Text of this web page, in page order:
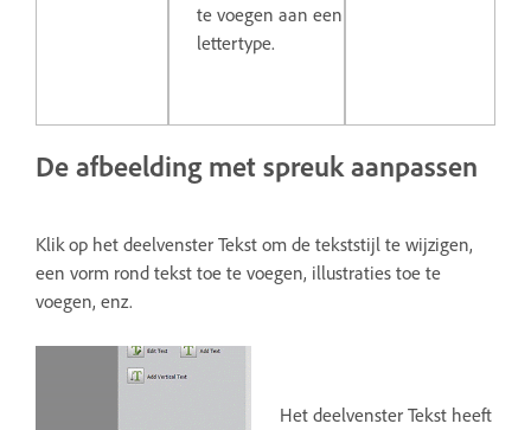
te voegen aan een
lettertype.
De afbeelding met spreuk aanpassen
Klik op het deelvenster Tekst om de tekststijl te wijzigen,
een vorm rond tekst toe te voegen, illustraties toe te
voegen, enz.
Het deelvenster Tekst heeft